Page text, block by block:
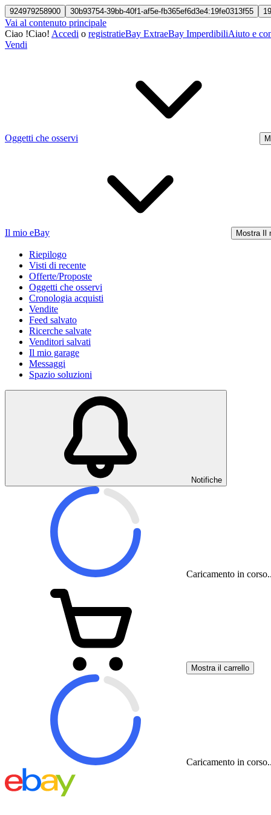
924979258900 30b93754-39bb-40f1-af5e-fb365ef6d3e4:19fe0313f55
Vai al contenuto principale
Ciao !Ciao! Accedi o registratieBay ExtraeBay ImperdibiliAiuto e
Vendi
Oggetti che osservi
Il mio eBay Mostra Il
Riepilogo
Visti di recente
Offerte/Proposte
Oggetti che osservi
Cronologia acquisti
Vendite
Feed salvato
Ricerche salvate
Venditori salvati
Il mio garage
Messaggi
Spazio soluzioni
Notifiche
Caricamento in
Mostra il carrello
Caricamento in